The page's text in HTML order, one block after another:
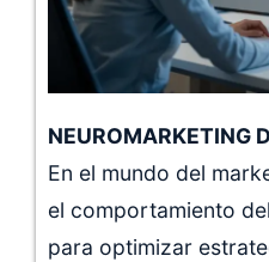
NEUROMARKETING
En el mundo del
el comportamiento
para optimizar